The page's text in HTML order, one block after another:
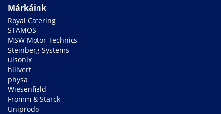
Márkáink
Royal Catering
STAMOS
MSW Motor Technics
Steinberg Systems
ulsonix
hillvert
physa
Wiesenfield
Fromm & Starck
Uniprodo